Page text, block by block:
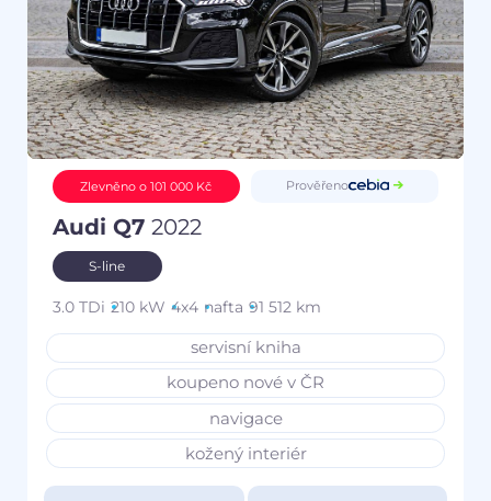
Zlevněno o 101 000 Kč Prověřeno
Audi Q7 2022
S-line
3.0 TDi 210 kW 4x4 nafta 91 512 km
servisní kniha
koupeno nové v ČR
navigace
kožený interiér